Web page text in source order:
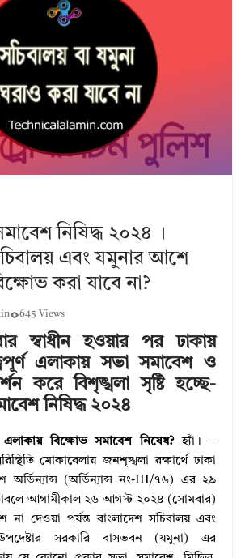
নিষিদ্ধ ২০২৪ ।
এবং যমুনার আশে
করা যাবে না?
645 Views
স্বাধীন হওয়ার পর ঢাকায়
এলাকায় সভা সমাবেশ ও
করে বিশৃঙ্খলা সৃষ্টি হচ্ছে-
নিষিদ্ধ ২০২৪
এলাকায় বিক্ষোভ সমাবেশ নিষেধ?হ্যাঁ। –
মোকাবেলায় জনশৃঙ্খলা রক্ষার্থে ঢাকা
অর্ডিন্যান্স (অর্ডিন্যান্স নং-III/৭৬) এর ২৯
আগামীকাল ২৬ আগস্ট ২০২৪ (সোমবার)
না দেওয়া পর্যন্ত বাংলাদেশ সচিবালয় এবং
সরকারি বাসভবন (যমুনা) এর